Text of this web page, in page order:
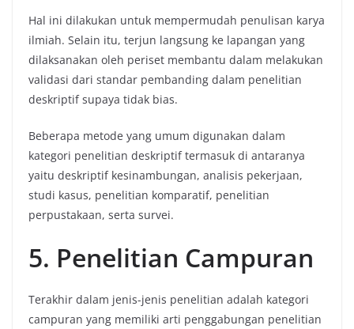
Hal ini dilakukan untuk mempermudah penulisan karya
ilmiah. Selain itu, terjun langsung ke lapangan yang
dilaksanakan oleh periset membantu dalam melakukan
validasi dari standar pembanding dalam penelitian
deskriptif supaya tidak bias.
Beberapa metode yang umum digunakan dalam
kategori penelitian deskriptif termasuk di antaranya
yaitu deskriptif kesinambungan, analisis pekerjaan,
studi kasus, penelitian komparatif, penelitian
perpustakaan, serta survei.
5. Penelitian Campuran
Terakhir dalam jenis-jenis penelitian adalah kategori
campuran yang memiliki arti penggabungan penelitian